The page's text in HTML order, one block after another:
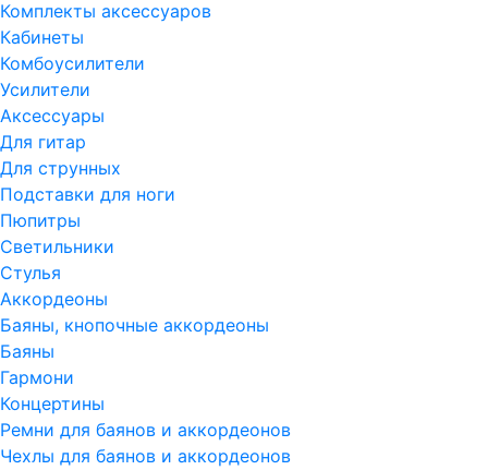
Комплекты аксессуаров
Кабинеты
Комбоусилители
Усилители
Аксессуары
Для гитар
Для струнных
Подставки для ноги
Пюпитры
Светильники
Стулья
Аккордеоны
Баяны, кнопочные аккордеоны
Баяны
Гармони
Концертины
Ремни для баянов и аккордеонов
Чехлы для баянов и аккордеонов